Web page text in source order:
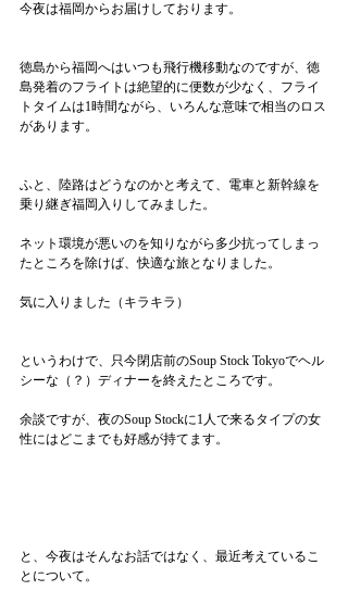
今夜は福岡からお届けしております。
徳島から福岡へはいつも飛行機移動なのですが、徳
島発着のフライトは絶望的に便数が少なく、フライ
トタイムは1時間ながら、いろんな意味で相当のロス
があります。
ふと、陸路はどうなのかと考えて、電車と新幹線を
乗り継ぎ福岡入りしてみました。
ネット環境が悪いのを知りながら多少抗ってしまっ
たところを除けば、快適な旅となりました。
気に入りました（キラキラ）
というわけで、只今閉店前のSoup Stock Tokyoでヘル
シーな（？）ディナーを終えたところです。
余談ですが、夜のSoup Stockに1人で来るタイプの女
性にはどこまでも好感が持てます。
と、今夜はそんなお話ではなく、最近考えているこ
とについて。